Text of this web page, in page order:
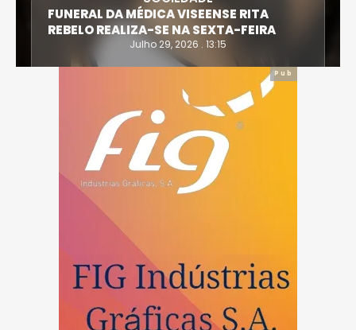
FUNERAL DA MÉDICA VISEENSE RITA
REBELO REALIZA-SE NA SEXTA-FEIRA
Julho 29, 2026 . 13:15
Pub